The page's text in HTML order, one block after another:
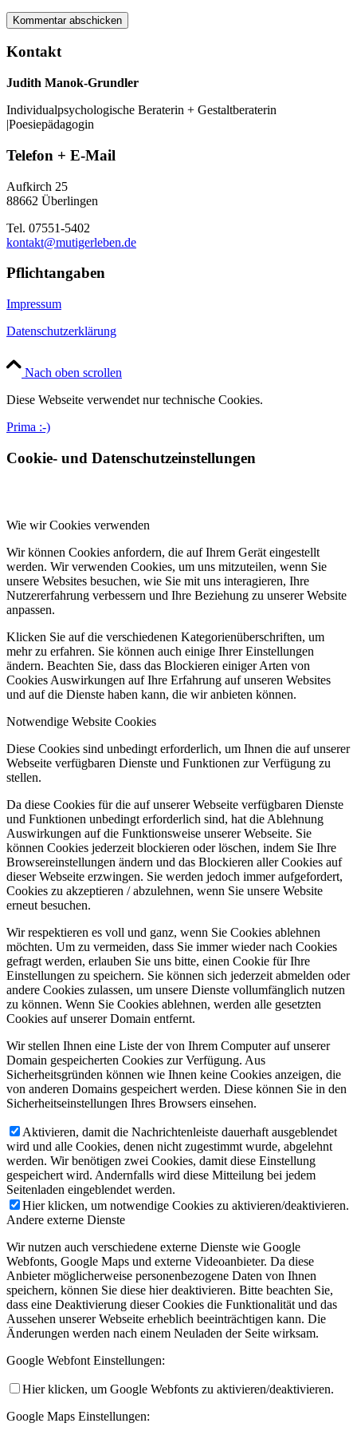
Kontakt
Judith Manok-Grundler
Individualpsychologische Beraterin + Gestaltberaterin
|Poesiepädagogin
Telefon + E-Mail
Aufkirch 25
88662 Überlingen
Tel. 07551-5402
kontakt@mutigerleben.de
Pflichtangaben
Impressum
Datenschutzerklärung
Nach oben scrollen
Diese Webseite verwendet nur technische Cookies.
Prima :-)
Cookie- und Datenschutzeinstellungen
Wie wir Cookies verwenden
Wir können Cookies anfordern, die auf Ihrem Gerät eingestellt
werden. Wir verwenden Cookies, um uns mitzuteilen, wenn Sie
unsere Websites besuchen, wie Sie mit uns interagieren, Ihre
Nutzererfahrung verbessern und Ihre Beziehung zu unserer Website
anpassen.
Klicken Sie auf die verschiedenen Kategorienüberschriften, um
mehr zu erfahren. Sie können auch einige Ihrer Einstellungen
ändern. Beachten Sie, dass das Blockieren einiger Arten von
Cookies Auswirkungen auf Ihre Erfahrung auf unseren Websites
und auf die Dienste haben kann, die wir anbieten können.
Notwendige Website Cookies
Diese Cookies sind unbedingt erforderlich, um Ihnen die auf unserer
Webseite verfügbaren Dienste und Funktionen zur Verfügung zu
stellen.
Da diese Cookies für die auf unserer Webseite verfügbaren Dienste
und Funktionen unbedingt erforderlich sind, hat die Ablehnung
Auswirkungen auf die Funktionsweise unserer Webseite. Sie
können Cookies jederzeit blockieren oder löschen, indem Sie Ihre
Browsereinstellungen ändern und das Blockieren aller Cookies auf
dieser Webseite erzwingen. Sie werden jedoch immer aufgefordert,
Cookies zu akzeptieren / abzulehnen, wenn Sie unsere Website
erneut besuchen.
Wir respektieren es voll und ganz, wenn Sie Cookies ablehnen
möchten. Um zu vermeiden, dass Sie immer wieder nach Cookies
gefragt werden, erlauben Sie uns bitte, einen Cookie für Ihre
Einstellungen zu speichern. Sie können sich jederzeit abmelden oder
andere Cookies zulassen, um unsere Dienste vollumfänglich nutzen
zu können. Wenn Sie Cookies ablehnen, werden alle gesetzten
Cookies auf unserer Domain entfernt.
Wir stellen Ihnen eine Liste der von Ihrem Computer auf unserer
Domain gespeicherten Cookies zur Verfügung. Aus
Sicherheitsgründen können wie Ihnen keine Cookies anzeigen, die
von anderen Domains gespeichert werden. Diese können Sie in den
Sicherheitseinstellungen Ihres Browsers einsehen.
Aktivieren, damit die Nachrichtenleiste dauerhaft ausgeblendet
wird und alle Cookies, denen nicht zugestimmt wurde, abgelehnt
werden. Wir benötigen zwei Cookies, damit diese Einstellung
gespeichert wird. Andernfalls wird diese Mitteilung bei jedem
Seitenladen eingeblendet werden.
Hier klicken, um notwendige Cookies zu aktivieren/deaktivieren.
Andere externe Dienste
Wir nutzen auch verschiedene externe Dienste wie Google
Webfonts, Google Maps und externe Videoanbieter. Da diese
Anbieter möglicherweise personenbezogene Daten von Ihnen
speichern, können Sie diese hier deaktivieren. Bitte beachten Sie,
dass eine Deaktivierung dieser Cookies die Funktionalität und das
Aussehen unserer Webseite erheblich beeinträchtigen kann. Die
Änderungen werden nach einem Neuladen der Seite wirksam.
Google Webfont Einstellungen:
Hier klicken, um Google Webfonts zu aktivieren/deaktivieren.
Google Maps Einstellungen: